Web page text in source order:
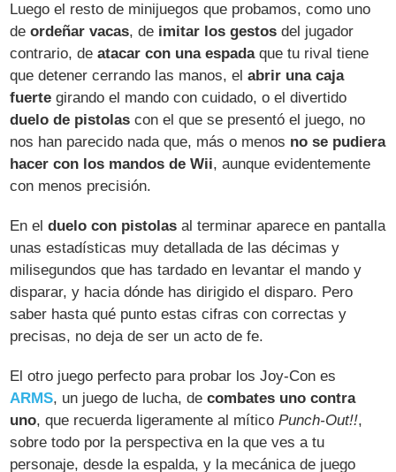
Luego el resto de minijuegos que probamos, como uno
deordeñar vacas, de imitar los gestos del jugador
contrario, deatacar con una espadaque tu rival tiene
que detener cerrando las manos, elabrir una caja
fuerte girando el mando con cuidado, o el divertido
duelo de pistolas con el que se presentó el juego, no
nos han parecido nada que, más o menos no se pudiera
hacer con los mandos de Wii, aunque evidentemente
con menos precisión.
En elduelo con pistolas al terminar aparece en pantalla
unas estadísticas muy detallada de las décimas y
milisegundos que has tardado en levantar el mando y
disparar, y hacia dónde has dirigido el disparo. Pero
saber hasta qué punto estas cifras con correctas y
precisas, no deja de ser un acto de fe.
El otro juego perfecto para probar los Joy-Con es
ARMS, un juego de lucha, decombates uno contra
uno, que recuerda ligeramente al míticoPunch-Out!!,
sobre todo por la perspectiva en la que ves a tu
personaje, desde la espalda, y la mecánica de juego